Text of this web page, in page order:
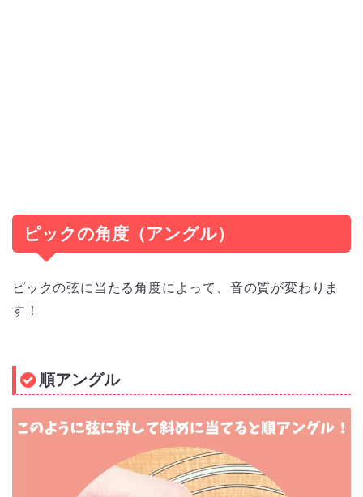
ピックの角度（アングル）
ピックの弦に当たる角度によって、音の質が変わりま
す！
順アングル